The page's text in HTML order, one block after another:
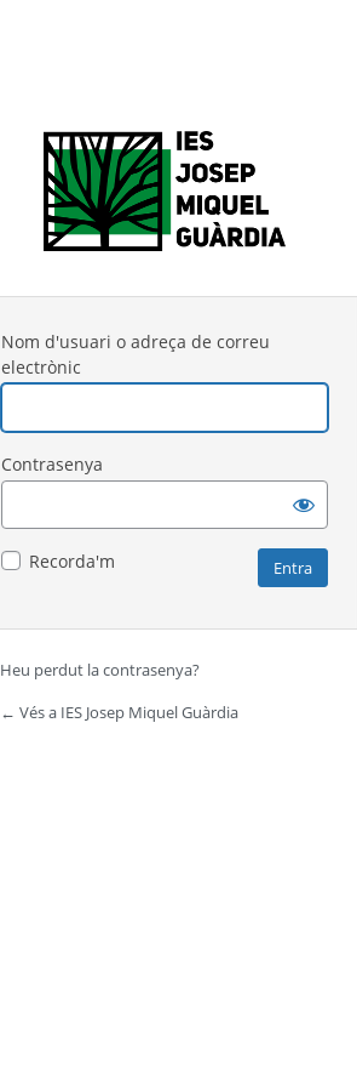
Nom d'usuari o adreça de correu
electrònic
Contrasenya
Recorda'm
Heu perdut la contrasenya?
← Vés a IES Josep Miquel Guàrdia